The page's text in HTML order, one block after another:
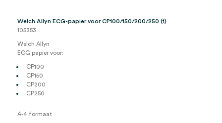
Welch Allyn ECG-papier voor CP100/150/200/250 (1)
105353
Welch Allyn
ECG papier voor:
CP100
CP150
CP200
CP250
A-4 formaat